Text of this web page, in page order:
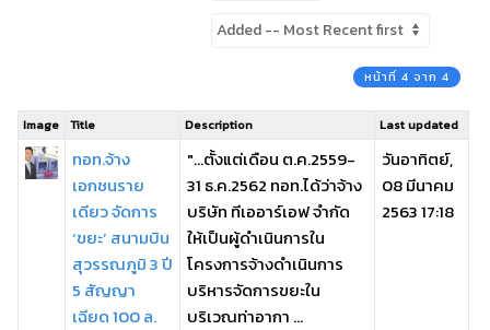
หน้าที่ 4 จาก 4
Image Title Description Last updated
ทอท.จ้าง
เอกชนราย
เดียว จัดการ
‘ขยะ’ สนามบิน
สุวรรณภูมิ 3 ปี
5 สัญญา
เฉียด 100 ล.
"...ตั้งแต่เดือน ต.ค.2559-
31 ธ.ค.2562 ทอท.ได้ว่าจ้าง
บริษัท ทีเออาร์เอฟ จำกัด
ให้เป็นผู้ดำเนินการใน
โครงการจ้างดำเนินการ
บริหารจัดการขยะใน
บริเวณท่าอากา ...
วันอาทิตย์,
08 มีนาคม
2563 17:18